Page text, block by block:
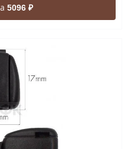
5096 ₽